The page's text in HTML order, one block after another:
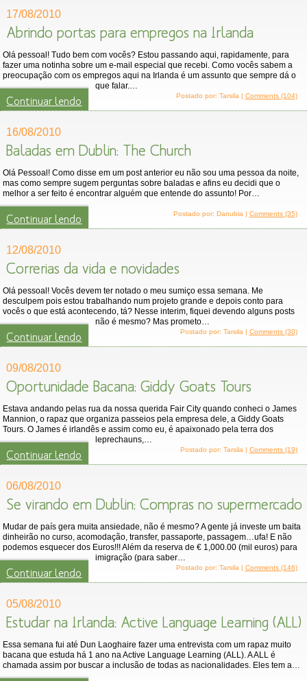
17/08/2010
Abrindo portas para empregos na Irlanda
Olá pessoal! Tudo bem com vocês? Estou passando aqui, rapidamente, para
fazer uma notinha sobre um e-mail especial que recebi. Como vocês sabem a
preocupação com os empregos aqui na Irlanda é um assunto que sempre dá o
que falar.…
Continuar lendo Postado por: Tarsila | Comments (104)
16/08/2010
Baladas em Dublin: The Church
Olá Pessoal! Como disse em um post anterior eu não sou uma pessoa da noite,
mas como sempre sugem perguntas sobre baladas e afins eu decidi que o
melhor a ser feito é encontrar alguém que entende do assunto! Por…
Continuar lendo Postado por: Danubia | Comments (35)
12/08/2010
Correrias da vida e novidades
Olá pessoal! Vocês devem ter notado o meu sumiço essa semana. Me
desculpem pois estou trabalhando num projeto grande e depois conto para
vocês o que está acontecendo, tá? Nesse interim, fiquei devendo alguns posts
não é mesmo? Mas prometo…
Continuar lendo Postado por: Tarsila | Comments (30)
09/08/2010
Oportunidade Bacana: Giddy Goats Tours
Estava andando pelas rua da nossa querida Fair City quando conheci o James
Mannion, o rapaz que organiza passeios pela empresa dele, a Giddy Goats
Tours. O James é irlandês e assim como eu, é apaixonado pela terra dos
leprechauns,…
Continuar lendo Postado por: Tarsila | Comments (19)
06/08/2010
Se virando em Dublin: Compras no supermercado
Mudar de país gera muita ansiedade, não é mesmo? A gente já investe um baita
dinheirão no curso, acomodação, transfer, passaporte, passagem…ufa! E não
podemos esquecer dos Euros!!! Além da reserva de € 1,000.00 (mil euros) para
imigração (para saber…
Continuar lendo Postado por: Tarsila | Comments (146)
05/08/2010
Estudar na Irlanda: Active Language Learning (ALL)
Essa semana fui até Dun Laoghaire fazer uma entrevista com um rapaz muito
bacana que estuda há 1 ano na Active Language Learning (ALL). A ALL é
chamada assim por buscar a inclusão de todas as nacionalidades. Eles tem a…